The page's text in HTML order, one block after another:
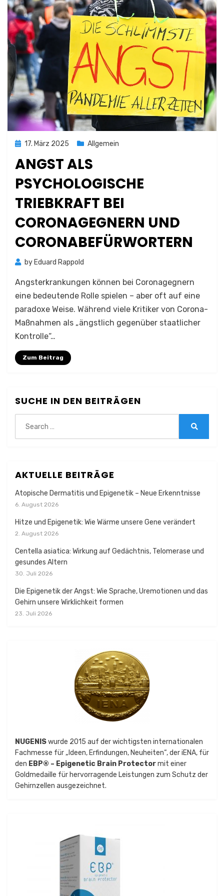
Posted
17. März 2025 Allgemein
ANGST ALS
PSYCHOLOGISCHE
TRIEBKRAFT BEI
CORONAGEGNERN UND
CORONABEFÜRWORTERN
by Eduard Rappold
Angsterkrankungen können bei Coronagegnern
eine bedeutende Rolle spielen – aber oft auf eine
paradoxe Weise. Während viele Kritiker von Corona-
Maßnahmen als „ängstlich gegenüber staatlicher
Kontrolle“…
Zum Beitrag
SUCHE IN DEN BEITRÄGEN
for:
AKTUELLE BEITRÄGE
Atopische Dermatitis und Epigenetik – Neue Erkenntnisse
6. August 2026
Hitze und Epigenetik: Wie Wärme unsere Gene verändert
2. August 2026
Centella asiatica: Wirkung auf Gedächtnis, Telomerase und
gesundes Altern
30. Juli 2026
Die Epigenetik der Angst: Wie Sprache, Uremotionen und das
Gehirn unsere Wirklichkeit formen
23. Juli 2026
NUGENISwurde 2015 auf der wichtigsten internationalen
Fachmesse für „Ideen, Erfindungen, Neuheiten“, der iENA, für
den EBP® – Epigenetic Brain Protectormit einer
Goldmedaille für hervorragende Leistungen zum Schutz der
Gehirnzellen ausgezeichnet.